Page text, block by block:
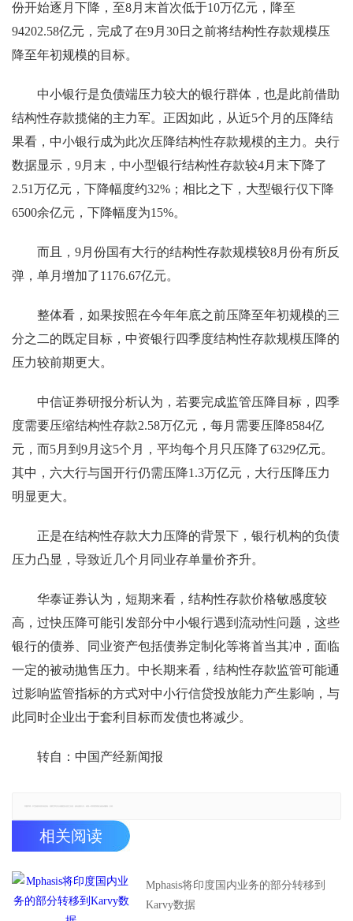
份开始逐月下降，至8月末首次低于10万亿元，降至
94202.58亿元，完成了在9月30日之前将结构性存款规模压
降至年初规模的目标。
中小银行是负债端压力较大的银行群体，也是此前借助
结构性存款揽储的主力军。正因如此，从近5个月的压降结
果看，中小银行成为此次压降结构性存款规模的主力。央行
数据显示，9月末，中小型银行结构性存款较4月末下降了
2.51万亿元，下降幅度约32%；相比之下，大型银行仅下降
6500余亿元，下降幅度为15%。
而且，9月份国有大行的结构性存款规模较8月份有所反
弹，单月增加了1176.67亿元。
整体看，如果按照在今年年底之前压降至年初规模的三
分之二的既定目标，中资银行四季度结构性存款规模压降的
压力较前期更大。
中信证券研报分析认为，若要完成监管压降目标，四季
度需要压缩结构性存款2.58万亿元，每月需要压降8584亿
元，而5月到9月这5个月，平均每个月只压降了6329亿元。
其中，六大行与国开行仍需压降1.3万亿元，大行压降压力
明显更大。
正是在结构性存款大力压降的背景下，银行机构的负债
压力凸显，导致近几个月同业存单量价齐升。
华泰证券认为，短期来看，结构性存款价格敏感度较
高，过快压降可能引发部分中小银行遇到流动性问题，这些
银行的债券、同业资产包括债券定制化等将首当其冲，面临
一定的被动抛售压力。中长期来看，结构性存款监管可能通
过影响监管指标的方式对中小行信贷投放能力产生影响，与
此同时企业出于套利目标而发债也将减少。
转自：中国产经新闻报
相关阅读
Mphasis将印度国内业务的部分转移到
Karvy数据